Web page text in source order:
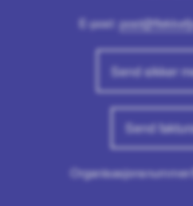
E-post:
Send sikker
Send